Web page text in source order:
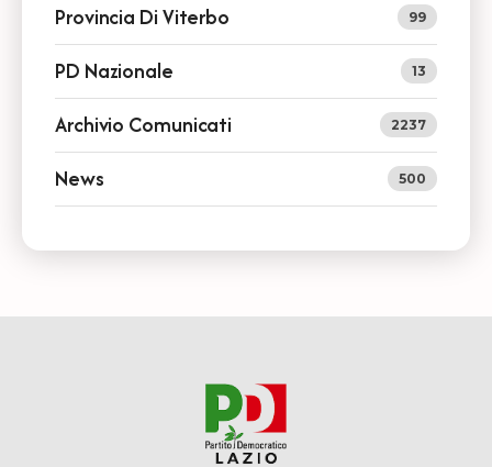
Provincia Di Viterbo 99
PD Nazionale 13
Archivio Comunicati 2237
News 500